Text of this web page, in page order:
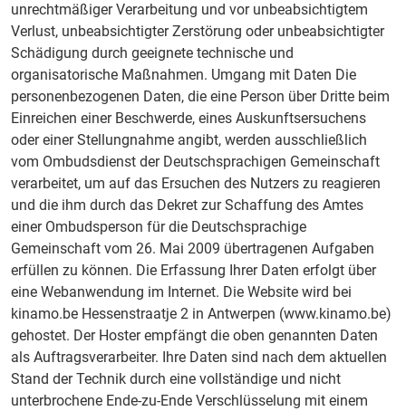
unrechtmäßiger Verarbeitung und vor unbeabsichtigtem
Verlust, unbeabsichtigter Zerstörung oder unbeabsichtigter
Schädigung durch geeignete technische und
organisatorische Maßnahmen. Umgang mit Daten Die
personenbezogenen Daten, die eine Person über Dritte beim
Einreichen einer Beschwerde, eines Auskunftsersuchens
oder einer Stellungnahme angibt, werden ausschließlich
vom Ombudsdienst der Deutschsprachigen Gemeinschaft
verarbeitet, um auf das Ersuchen des Nutzers zu reagieren
und die ihm durch das Dekret zur Schaffung des Amtes
einer Ombudsperson für die Deutschsprachige
Gemeinschaft vom 26. Mai 2009 übertragenen Aufgaben
erfüllen zu können. Die Erfassung Ihrer Daten erfolgt über
eine Webanwendung im Internet. Die Website wird bei
kinamo.be Hessenstraatje 2 in Antwerpen (www.kinamo.be)
gehostet. Der Hoster empfängt die oben genannten Daten
als Auftragsverarbeiter. Ihre Daten sind nach dem aktuellen
Stand der Technik durch eine vollständige und nicht
unterbrochene Ende-zu-Ende Verschlüsselung mit einem